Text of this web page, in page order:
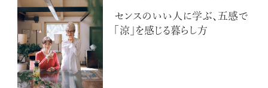
センスのいい人に学ぶ、五感で
「涼」を感じる暮らし方